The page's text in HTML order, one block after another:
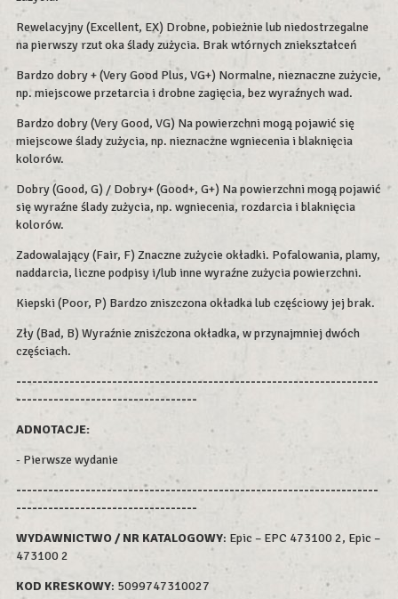
Rewelacyjny (Excellent, EX) Drobne, pobieżnie lub niedostrzegalne
na pierwszy rzut oka ślady zużycia. Brak wtórnych zniekształceń
Bardzo dobry + (Very Good Plus, VG+) Normalne, nieznaczne zużycie,
np. miejscowe przetarcia i drobne zagięcia, bez wyraźnych wad.
Bardzo dobry (Very Good, VG) Na powierzchni mogą pojawić się
miejscowe ślady zużycia, np. nieznaczne wgniecenia i blaknięcia
kolorów.
Dobry (Good, G) / Dobry+ (Good+, G+) Na powierzchni mogą pojawić
się wyraźne ślady zużycia, np. wgniecenia, rozdarcia i blaknięcia
kolorów.
Zadowalający (Fair, F) Znaczne zużycie okładki. Pofalowania, plamy,
naddarcia, liczne podpisy i/lub inne wyraźne zużycia powierzchni.
Kiepski (Poor, P) Bardzo zniszczona okładka lub częściowy jej brak.
Zły (Bad, B) Wyraźnie zniszczona okładka, w przynajmniej dwóch
częściach.
--------------------------------------------------------------------
----------------------------------
ADNOTACJE:
- Pierwsze wydanie
--------------------------------------------------------------------
----------------------------------
WYDAWNICTWO / NR KATALOGOWY: Epic – EPC 473100 2, Epic –
473100 2
KOD KRESKOWY: 5099747310027